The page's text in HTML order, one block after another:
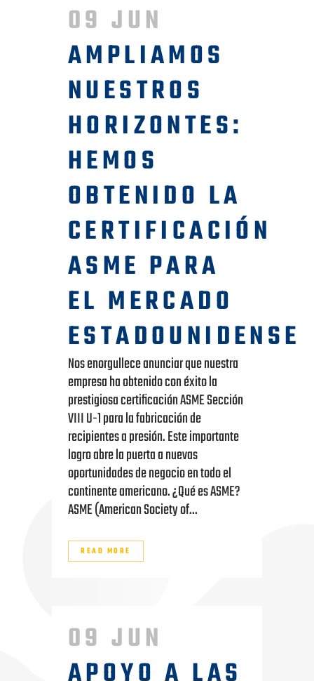
09 JUN
AMPLIAMOS
NUESTROS
HORIZONTES:
HEMOS
OBTENIDO LA
CERTIFICACIÓN
ASME PARA
EL MERCADO
ESTADOUNIDENSE
Nos enorgullece anunciar que nuestra
empresa ha obtenido con éxito la
prestigiosa certificación ASME Sección
VIII U-1 para la fabricación de
recipientes a presión. Este importante
logro abre la puerta a nuevas
oportunidades de negocio en todo el
continente americano. ¿Qué es ASME?
ASME (American Society of...
READ MORE
09 JUN